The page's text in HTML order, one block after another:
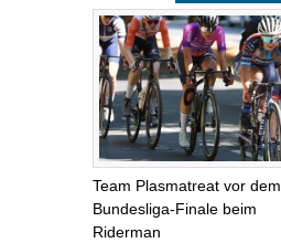
Team Plasmatreat vor dem
Bundesliga-Finale beim
Riderman